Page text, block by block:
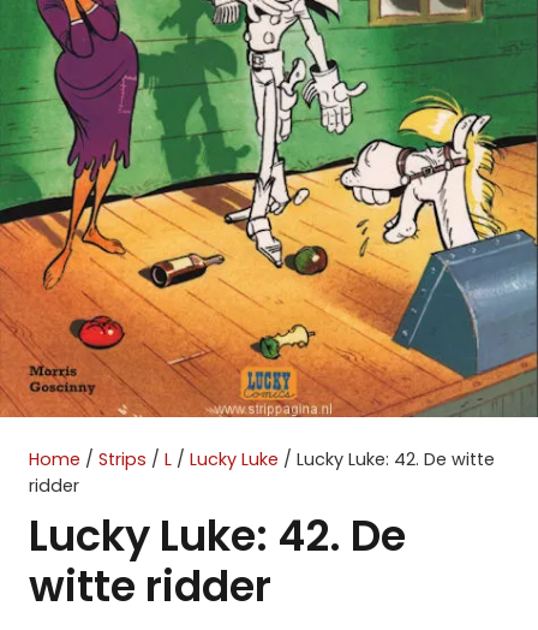
Home / Strips / L / Lucky Luke / Lucky Luke: 42. De witte
ridder
Lucky Luke: 42. De
witte ridder